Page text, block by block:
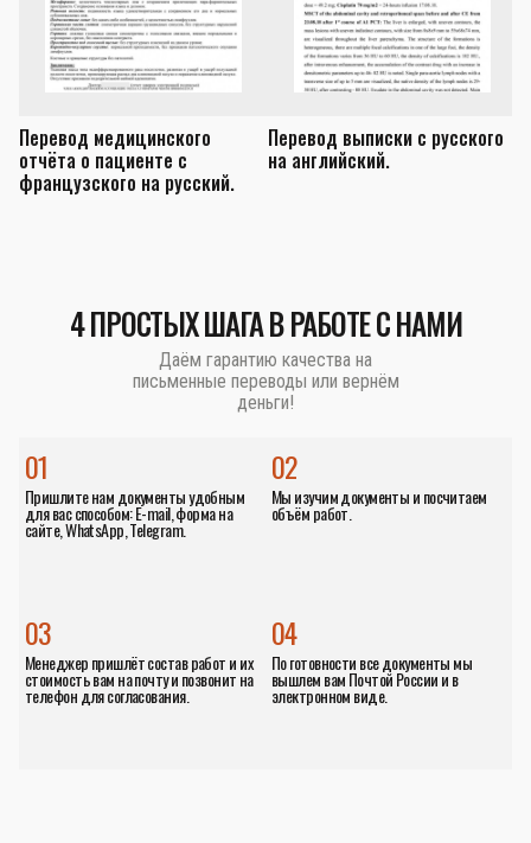
Перевод медицинского
отчёта о пациенте с
французского на русский.
Перевод выписки с русского
на английский.
4 ПРОСТЫХ ШАГА В РАБОТЕ С НАМИ
Даём гарантию качества на
письменные переводы или вернём
деньги!
01
Пришлите нам документы удобным
для вас способом: E-mail, форма на
сайте, WhatsApp, Telegram.
02
Мы изучим документы и посчитаем
объём работ.
04
По готовности все документы мы
вышлем вам Почтой России и в
электронном виде.
03
Менеджер пришлёт состав работ и их
стоимость вам на почту и позвонит на
телефон для согласования.